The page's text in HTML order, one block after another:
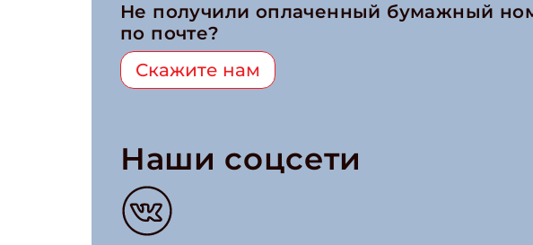
Не получили оплаченный бумажный
по почте?
Скажите нам
Наши соцсети